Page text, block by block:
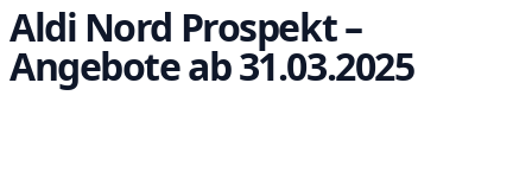
Aldi Nord Prospekt –
Angebote ab 31.03.2025